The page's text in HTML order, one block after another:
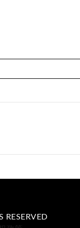
RESERVED